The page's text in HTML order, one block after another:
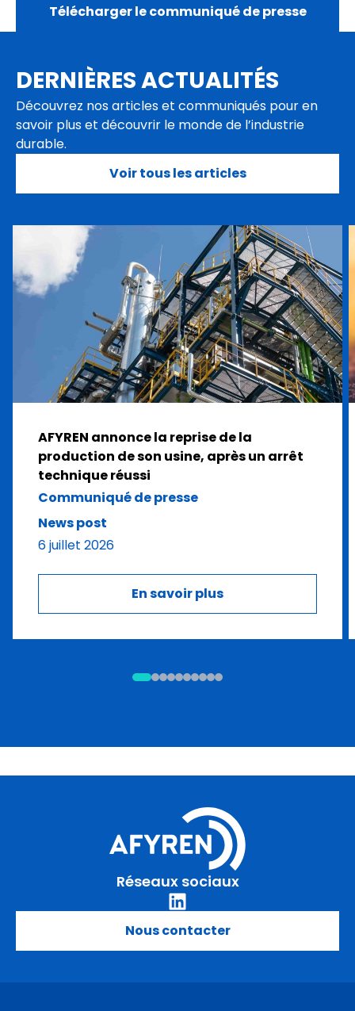
Télécharger le communiqué de presse
DERNIÈRES ACTUALITÉS
Découvrez nos articles et communiqués pour en
savoir plus et découvrir le monde de l’industrie
durable.
Voir tous les articles
AFYREN annonce la reprise de la
production de son usine, après un arrêt
technique réussi
Communiqué de presse
News post
6 juillet 2026
En savoir plus
Réseaux sociaux
Nous contacter